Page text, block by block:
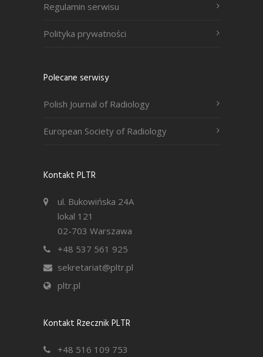
Regulamin serwisu
Polityka prywatności
Polecane serwisy
Polish Journal of Radiology
European Society of Radiology
Kontakt PLTR
ul. Bukowińska 24A
lokal 121
02-703 Warszawa
+48 537 561 925
sekretariat@pltr.pl
pltr.pl
Kontakt Rzecznik PLTR
+48 516 109 753